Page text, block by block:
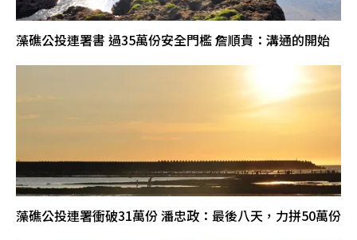
藻礁公投連署書 過35萬份安全門檻 詹順貴：溝通的開始
藻礁公投連署衝破31萬份 潘忠政：最後八天，力拼50萬份